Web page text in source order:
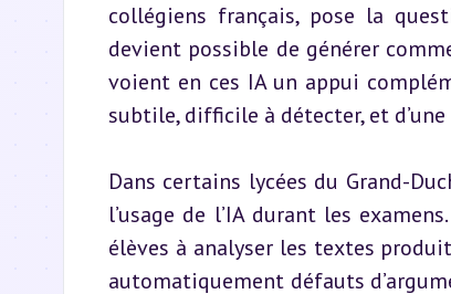
collégiens français, pose la
devient possible de générer
voient en ces IA un appui
subtile, difficile à détecter, et
Dans certains lycées du Grand-
l’usage de l’IA durant les
élèves à analyser les textes
automatiquement défauts